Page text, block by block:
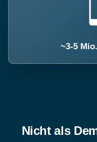
~3-5 Mio.
Nicht als